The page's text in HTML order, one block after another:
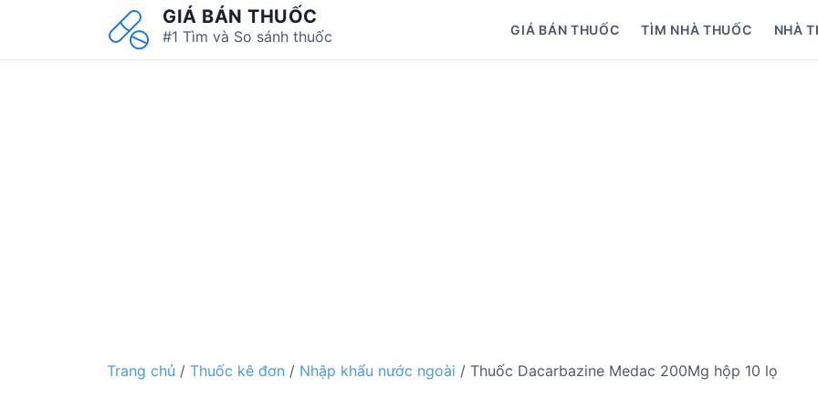
GIÁ BÁN THUỐC
#1 Tìm và So sánh thuốc GIÁ BÁN THUỐC TÌM NHÀ THUỐC NHÀ
Trang chủ / Thuốc kê đơn / Nhập khẩu nước ngoài / Thuốc Dacarbazine Medac 200Mg hộp 10 lọ